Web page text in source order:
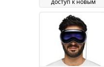
Music16 June 2025